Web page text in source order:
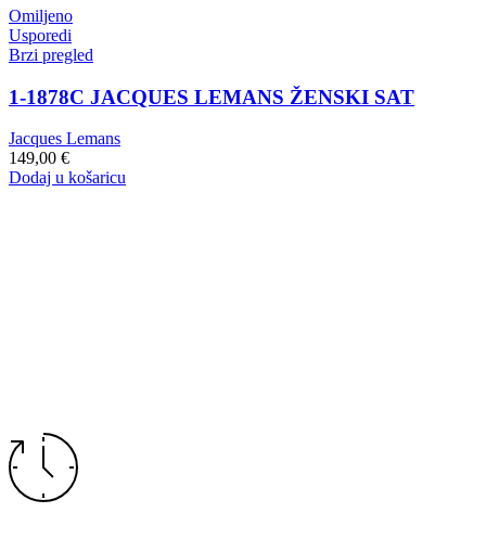
Omiljeno
Usporedi
Brzi pregled
1-1878C JACQUES LEMANS ŽENSKI SAT
Jacques Lemans
149,00 €
Dodaj u košaricu